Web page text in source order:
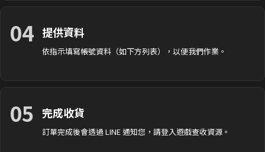
04 提供資料
依指示填寫帳號資料（如下方列表），以便我們作業。
05 完成收貨
訂單完成後會透過 LINE 通知您，請登入遊戲查收資源。